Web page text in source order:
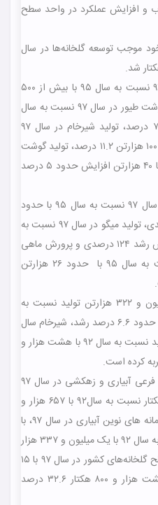
و افزایش عملکرد در واحد سطح
موجب توسعه گلخانه‌ها در سال
همچنین تولید چغندرقند در سال ۹۷ نسبت به سال ۹۵ با بیش از ۵۰۰
هزارتن افزایش ۹ درصد، تولید گوشت طیور در سال ۹۷ نسبت به سال
۹۵ با افزایش حدود ۱۵۰ هزارتن ۷ درصد، تولید شیرخام در سال ۹۷
نسبت به سال ۹۵ با افزایش حدود ۱۰۰ هزارتن ۱۱.۲ درصد، تولید گوشت
قرمز در سال ۹۷ نسبت به سال ۹۵ با ۴۰ هزارتن افزایش حدود ۵ درصد
در دولت دوازدهم تولید آبزیان در سال ۹۷ نسبت به سال ۹۵ با حدود
۸۰ هزارتن افزایش رشد ۱۵.۴ درصدی، تولید میگو در سال ۹۷ نسبت به
سال ۹۵ با حدود ۲۷ هزارتن افزایش رشد ۱۲۴ درصدی و پرورش ماهی
در قفس در دریا در سال ۹۷ نسبت به سال ۹۵ با حدود ۲۶ هزارتن
گوشت مرغ در سال ۹۷، با دو میلیون و ۳۲۲ هزارتن تولید نسبت به
سال ۹۲، یک میلیون و ۹۶۷ هزارتن حدود ۶.۶ درصد رشد، شیرخام سال
۹۷، با ۱۰ میلیون و ۷۳۳ هزارتن تولید نسبت به سال ۹۲ با هشت هزار و
سطح کل عملیات احداث شبکه‌های فرعی آبیاری و زهکشی در سال ۹۷
حد ود یک میلیون و ۷۳۳ هزار هکتار نسبت به سال۹۲ با ۶۵۷ هزار و
۴۸ هکتار ۱۹.۳ درصد، سطح کل سامانه های نوین آبیاری در سال ۹۷، با
دو میلیون و ۲۰۰ هزار هکتار نسبت به سال ۹۲ با یک میلیون و ۳۳۷ هزار
و ۳۱۹ هکتار ۳۷.۴ درصد رشد، سطح گلخانه‌های کشور در سال ۹۷ با ۱۵
هزار هکتار نسبت به سال ۹۲ با هشت هزار و ۸۰۰ هکتار ۳۲.۶ درصد